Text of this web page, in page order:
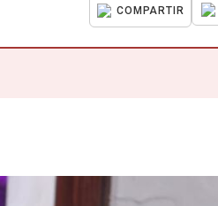
COMPARTIR